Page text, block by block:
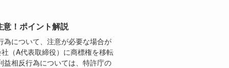
！ポイント解説
について、注意が必要な場合が
（A代表取締役）に商標権を移転
相反行為については、特許庁の